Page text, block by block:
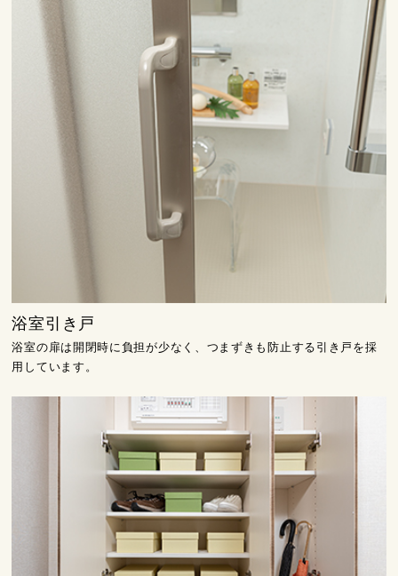
浴室引き戸
浴室の扉は開閉時に負担が少なく、つまずきも防止する引き戸を採
用しています。